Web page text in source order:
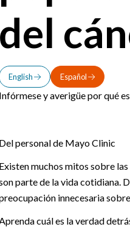
del
English Español
Infórmese y averigüe por qué
Del personal de Mayo Clinic
Existen muchos mitos sobre
parte de la vida cotidiana.
innecesaria
cuál es la verdad